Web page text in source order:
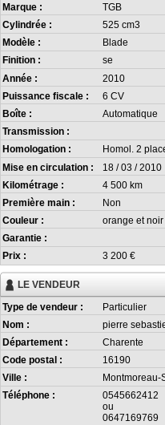
Marque :
TGB
Cylindrée :
525 cm3
Modèle :
Blade
Finition :
se
Année :
2010
Puissance fiscale :
6 CV
Boîte :
Automatique
Transmission :
Homologation :
Homol. 2
Mise en circulation :
18 / 03 / 2010
Kilométrage :
4 500 km
Première main :
Non
Couleur :
orange et noir
Garantie :
Prix :
3 200 €
LE VENDEUR
Type de vendeur :
Particulier
Nom :
pierre
Département :
Charente
Code postal :
16190
Ville :
Montmoreau-
Téléphone :
0545662412
ou
0647169769